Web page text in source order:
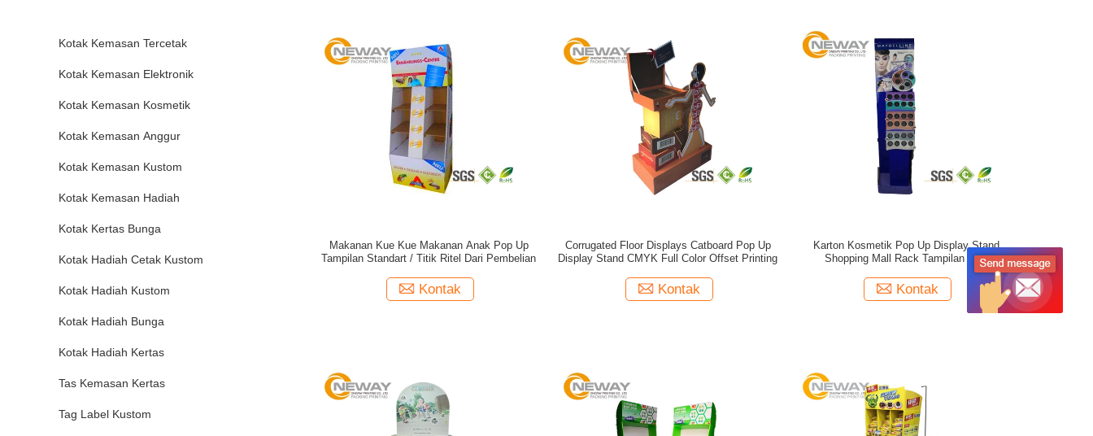
Kotak Kemasan Tercetak
Kotak Kemasan Elektronik
Kotak Kemasan Kosmetik
Kotak Kemasan Anggur
Kotak Kemasan Kustom
Kotak Kemasan Hadiah
Kotak Kertas Bunga
Kotak Hadiah Cetak Kustom
Kotak Hadiah Kustom
Kotak Hadiah Bunga
Kotak Hadiah Kertas
Tas Kemasan Kertas
Tag Label Kustom
Makanan Kue Kue Makanan Anak Pop Up
Tampilan Standart / Titik Ritel Dari Pembelian
Kontak
Corrugated Floor Displays Catboard Pop Up
Display Stand CMYK Full Color Offset Printing
Kontak
Karton Kosmetik Pop Up Display Stand
Shopping Mall Rack Tampilan Ritel
Kontak